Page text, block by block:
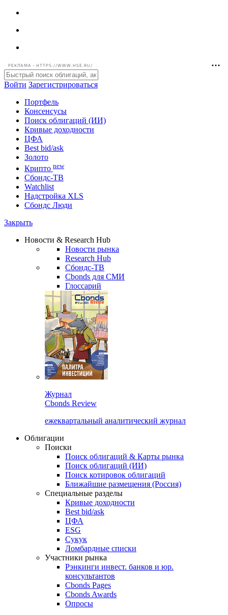
РЕКЛАМА • HTTPS://WWW.HSE.RU/
Войти Зарегистрироваться
Портфель
Консенсусы
Поиск облигаций (ИИ)
Кривые доходности
ЦФА
Best bid/ask
Золото
Крипто new
Watchlist
Сбондс Люди
Новости & Research Hub
Новости рынка
Research Hub
Сбондс-ТВ
Cbonds для СМИ
Глоссарий
Cbonds Review
ежеквартальный аналитический журнал
Облигации
Поиски
Поиск облигаций & Карты рынка
Поиск облигаций (ИИ)
Поиск котировок облигаций
Ближайшие размещения (Россия)
Специальные разделы
Кривые доходности
Best bid/ask
ЦФА
ESG
Сукук
Ломбардные списки
Участники рынка
Рэнкинги инвест. банков и юр.